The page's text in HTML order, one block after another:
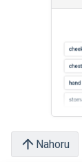
Nahoru